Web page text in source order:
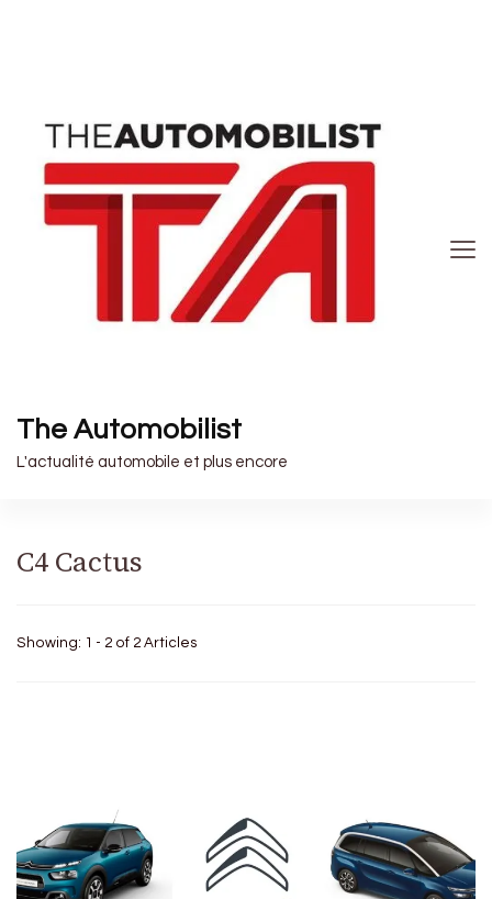
The Automobilist
L'actualité automobile et plus encore
C4 Cactus
Showing: 1 - 2 of 2 Articles